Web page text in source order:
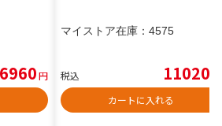
6960円
マイストア在庫： 4575
税込 11020
カートに入れる